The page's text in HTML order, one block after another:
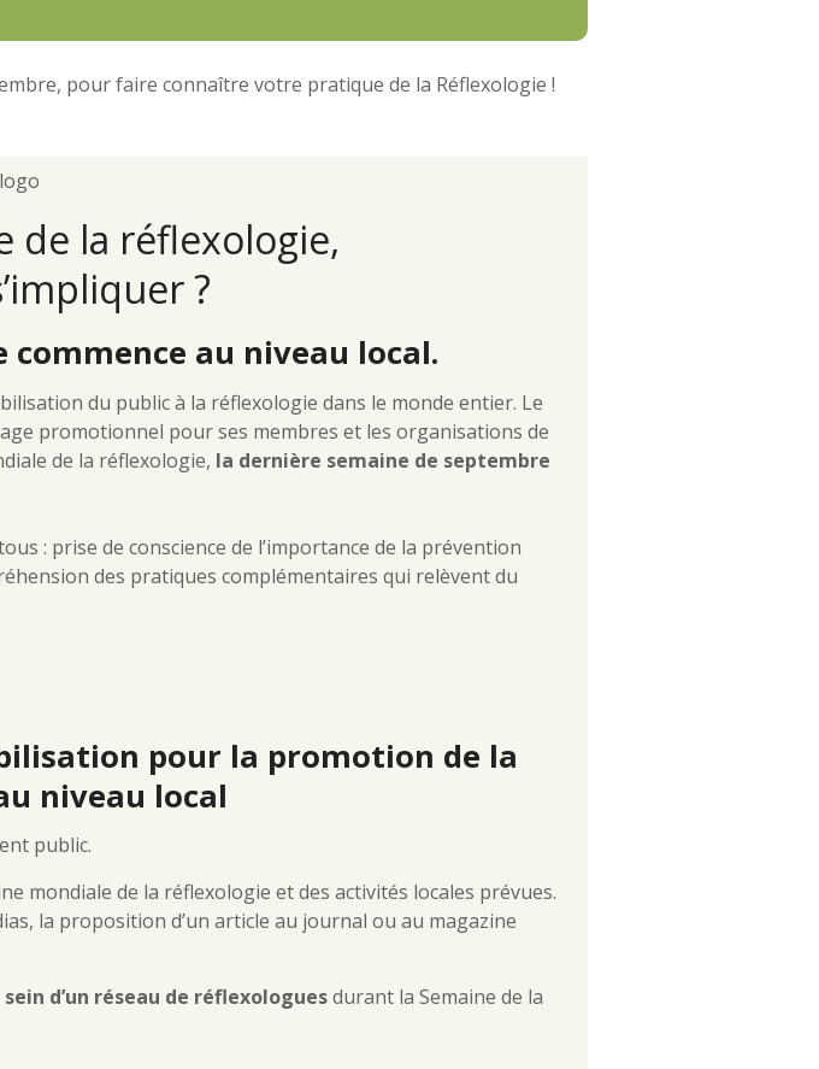
pour faire connaître votre pratique de la Réflexologie !
de la réflexologie,
?
commence au niveau local.
du public à la réflexologie dans le monde entier. Le
promotionnel pour ses membres et les organisations de
de la réflexologie, la dernière semaine de septembre
: prise de conscience de l’importance de la prévention
des pratiques complémentaires qui relèvent du
pour la promotion de la
niveau local
public.
mondiale de la réflexologie et des activités locales prévues.
la proposition d’un article au journal ou au magazine
d’un réseau de réflexologuesdurant la Semaine de la